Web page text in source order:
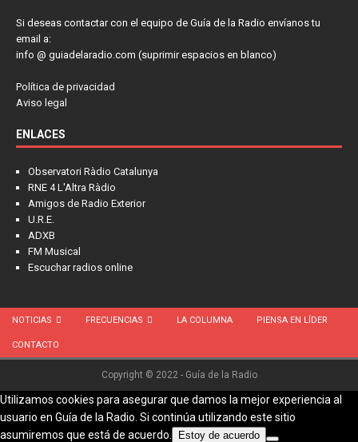
Si deseas contactar con el equipo de Guía de la Radio envíanos tu
email a:
info @ guiadelaradio.com (suprimir espacios en blanco)
Política de privacidad
Aviso legal
ENLACES
Observatori Ràdio Catalunya
RNE 4 L'Altra Ràdio
Amigos de Radio Exterior
U.R.E.
ADXB
FM Musical
Escuchar radios online
NOTICIAS FRECUENCIAS LA COLUMNA PIENSA EN LÍDER
CONTACTO
Copyright © 2022 - Guía de la Radio
Utilizamos cookies para asegurar que damos la mejor experiencia al
usuario en Guía de la Radio. Si continúa utilizando este sitio
asumiremos que está de acuerdo.
Estoy de acuerdo